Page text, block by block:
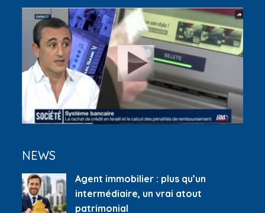
NEWS
Agent immobilier : plus qu’un
intermédiaire, un vrai atout
patrimonial